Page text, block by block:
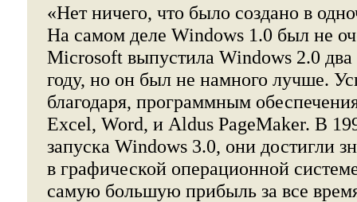
«Нет ничего, что было создано в
На самом деле Windows 1.0 был не
Microsoft выпустила Windows 2.0 два
году, но он был не намного лучше.
благодаря, программным
Excel, Word, и Aldus PageMaker. В
запуска Windows 3.0, они достигли
в графической операционной
самую большую прибыль за все